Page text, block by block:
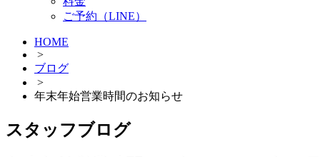
ご予約（LINE）
HOME
>
ブログ
>
年末年始営業時間のお知らせ
スタッフブログ